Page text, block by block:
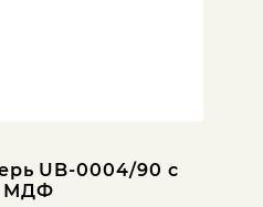
UB-0004/90 с
МДФ